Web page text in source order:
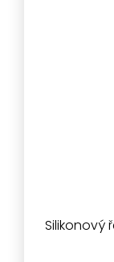
Silikonový